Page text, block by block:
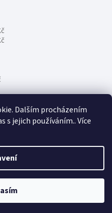
Dalším procházením
s jejich používáním.. Více